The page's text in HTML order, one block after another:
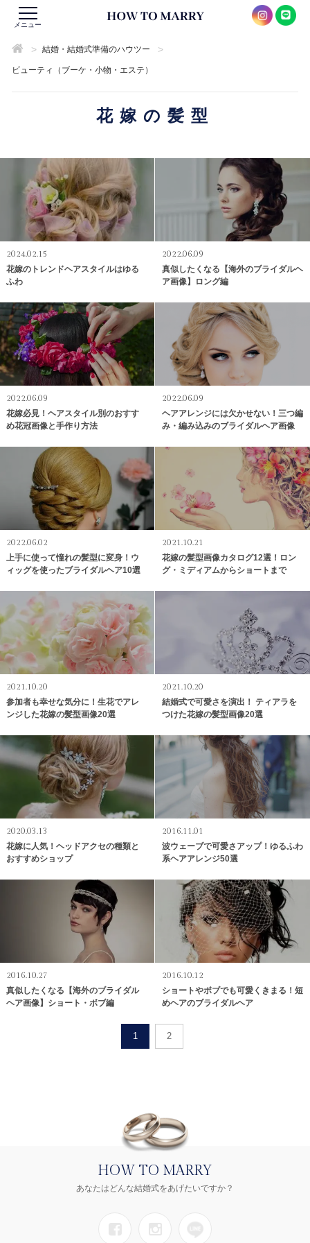
メニュー
> 結婚・結婚式準備のハウツー >
ビューティ（ブーケ・小物・エステ）
花嫁の髪型
2024.02.15
花嫁のトレンドヘアスタイルはゆる
ふわ
2022.06.09
真似したくなる【海外のブライダルヘ
ア画像】ロング編
2022.06.09
花嫁必見！ヘアスタイル別のおすす
め花冠画像と手作り方法
2022.06.09
ヘアアレンジには欠かせない！三つ編
み・編み込みのブライダルヘア画像
2022.06.02
上手に使って憧れの髪型に変身！ウ
ィッグを使ったブライダルヘア10選
2021.10.21
花嫁の髪型画像カタログ12選！ロン
グ・ミディアムからショートまで
2021.10.20
参加者も幸せな気分に！生花でアレ
ンジした花嫁の髪型画像20選
2021.10.20
結婚式で可愛さを演出！ ティアラを
つけた花嫁の髪型画像20選
2020.03.13
花嫁に人気！ヘッドアクセの種類と
おすすめショップ
2016.11.01
波ウェーブで可愛さアップ！ゆるふわ
系ヘアアレンジ50選
2016.10.27
真似したくなる【海外のブライダル
ヘア画像】ショート・ボブ編
2016.10.12
ショートやボブでも可愛くきまる！短
めヘアのブライダルヘア
1 2
HOW TO MARRY
あなたはどんな結婚式をあげたいですか？